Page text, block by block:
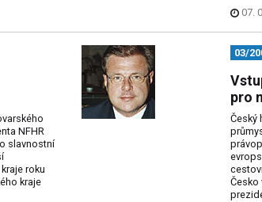
07.
NFHR
slavnostní
roku
kraje
03/
pro
Český
Česko